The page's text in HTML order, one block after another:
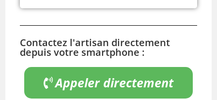
Contactez l'artisan directement
depuis votre smartphone :
Appeler directement